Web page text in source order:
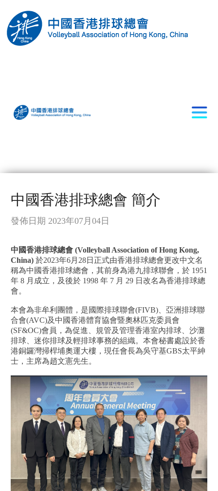
中國香港排球總會 簡介
發佈日期 2023年07月04日
中國香港排球總會 (Volleyball Association of Hong Kong,
China) 於2023年6月28日正式由香港排球總會更改中文名
稱為中國香港排球總會，其前身為港九排球聯會，於 1951
年 8 月成立，及後於 1998 年 7 月 29 日改名為香港排球總
會。
本會為非牟利團體，是國際排球聯會(FIVB)、亞洲排球聯
合會(AVC)及中國香港體育協會暨奧林匹克委員會
(SF&OC)會員，為促進、規管及管理香港室內排球、沙灘
排球、迷你排球及輕排球事務的組織。本會秘書處設於香
港銅鑼灣掃桿埔奧運大樓，現任會長為吳守基GBS太平紳
士，主席為趙文憲先生。